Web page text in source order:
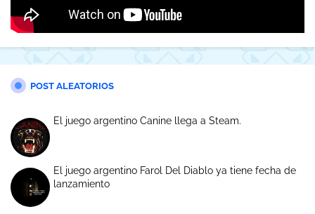
POST ALEATORIOS
El juego argentino Canine llega a Steam.
El juego argentino Farol Del Diablo ya tiene fecha de
lanzamiento